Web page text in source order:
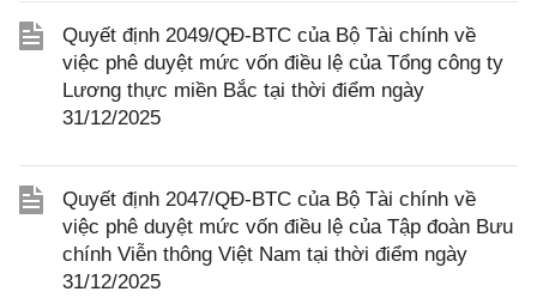
Quyết định 2049/QĐ-BTC của Bộ Tài chính về
việc phê duyệt mức vốn điều lệ của Tổng công ty
Lương thực miền Bắc tại thời điểm ngày
31/12/2025
Quyết định 2047/QĐ-BTC của Bộ Tài chính về
việc phê duyệt mức vốn điều lệ của Tập đoàn Bưu
chính Viễn thông Việt Nam tại thời điểm ngày
31/12/2025